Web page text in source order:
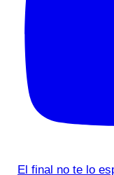
El final no te lo